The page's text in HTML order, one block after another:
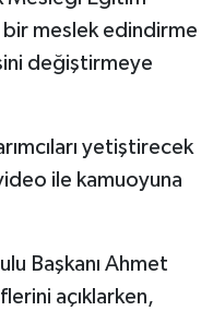
meslek edindirme
değiştirmeye
yetiştirecek
ile kamuoyuna
Başkanı Ahmet
açıklarken,